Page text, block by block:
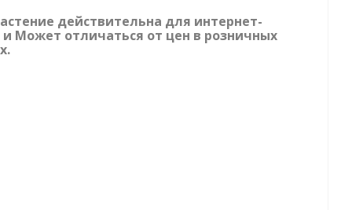
действительна для интернет-
и Может отличаться от цен в розничных